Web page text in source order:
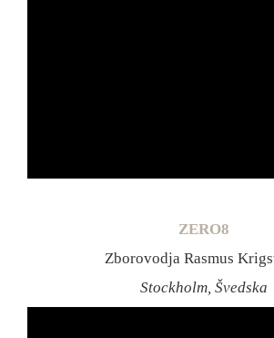
ZERO8
Zborovodja Rasmus
Stockholm, Švedska